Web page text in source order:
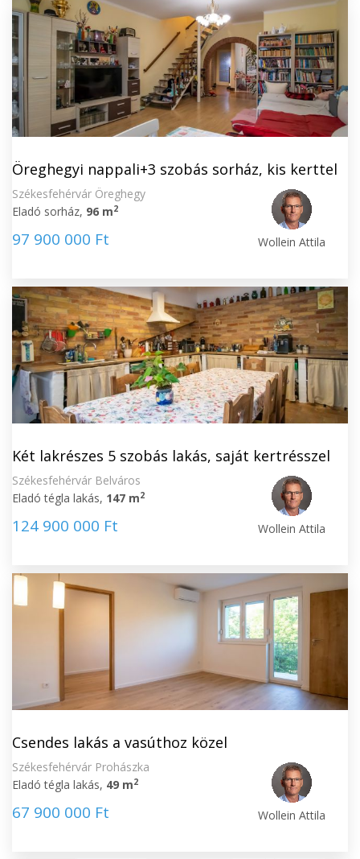
Öreghegyi nappali+3 szobás sorház, kis kerttel
Székesfehérvár Öreghegy
Eladó sorház, 96 m2
97 900 000 Ft Wollein Attila
Két lakrészes 5 szobás lakás, saját kertrésszel
Székesfehérvár Belváros
Eladó tégla lakás, 147 m2
124 900 000 Ft Wollein Attila
Csendes lakás a vasúthoz közel
Székesfehérvár Prohászka
Eladó tégla lakás, 49 m2
67 900 000 Ft Wollein Attila